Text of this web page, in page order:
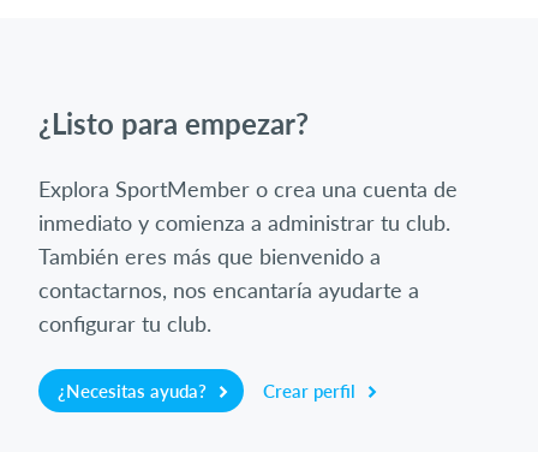
¿Listo para empezar?
Explora SportMember o crea una cuenta de
inmediato y comienza a administrar tu club.
También eres más que bienvenido a
contactarnos, nos encantaría ayudarte a
configurar tu club.
¿Necesitas ayuda? Crear perfil